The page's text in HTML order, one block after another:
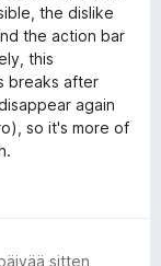
the dislike
the action bar
this
breaks after
again
so it's more of
sitten